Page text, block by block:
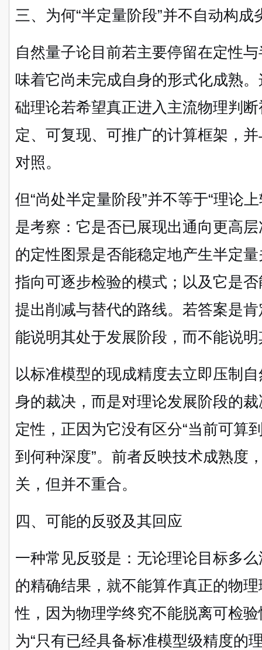
三、为何“半定量阶段”并不自动构成
自然量子论目前若主要停留在定性
味着它尚未完成自身的形式化成熟
础理论若希望真正进入主流物理判
定、可复现、可推广的计算框架，
对照。
但“尚处半定量阶段”并不等于“理论
是考察：它是否已展现出通向更高
的定性图景是否能稳定地产生半定
指向可逐步检验的模式；以及它是
提出削减与替代的路线。若答案是
能说明其处于发展阶段，而不能说
以标准模型的现成精度去立即压制
身的裁决，而是对理论发展阶段的
定性，正因为它没有区分“当前可算
到何种深度”。前者反映技术成熟度
关，但并不重合。
四、可能的反驳及其回应
一种常见反驳是：无论理论目标多
的精确结果，就不能算作真正的物
性，因为物理学终究不能脱离可检
为“只有已经具备标准模型级精度的